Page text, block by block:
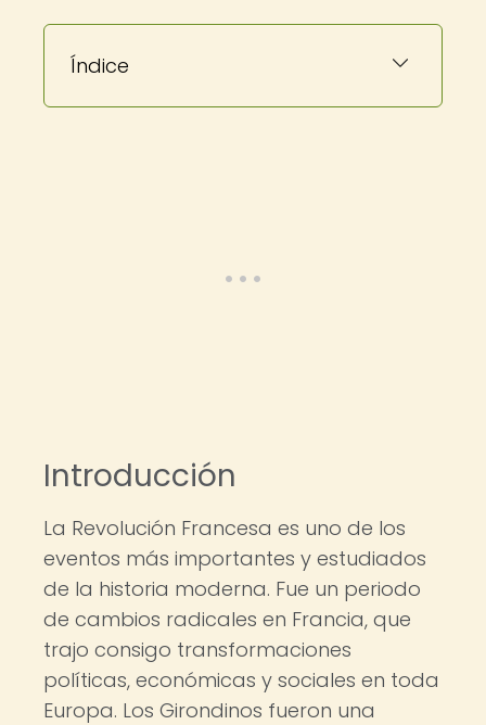
Índice
Introducción
La Revolución Francesa es uno de los
eventos más importantes y estudiados
de la historia moderna. Fue un periodo
de cambios radicales en Francia, que
trajo consigo transformaciones
políticas, económicas y sociales en toda
Europa. Los Girondinos fueron una